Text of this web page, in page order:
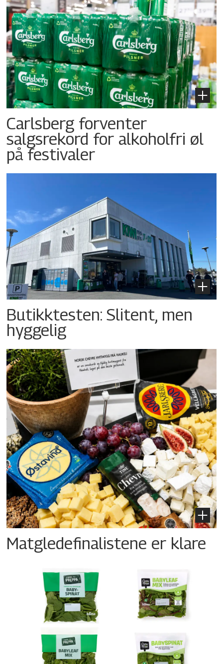
Carlsberg forventer
salgsrekord for alkoholfri øl
på festivaler
Butikktesten: Slitent, men
hyggelig
Matgledefinalistene er klare